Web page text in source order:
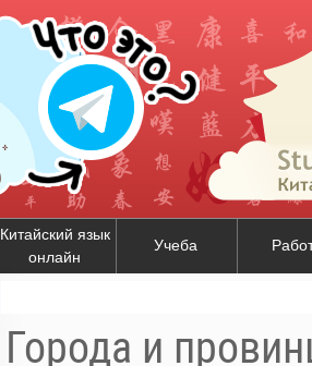
Китайский язык
онлайн
Учеба
Города и